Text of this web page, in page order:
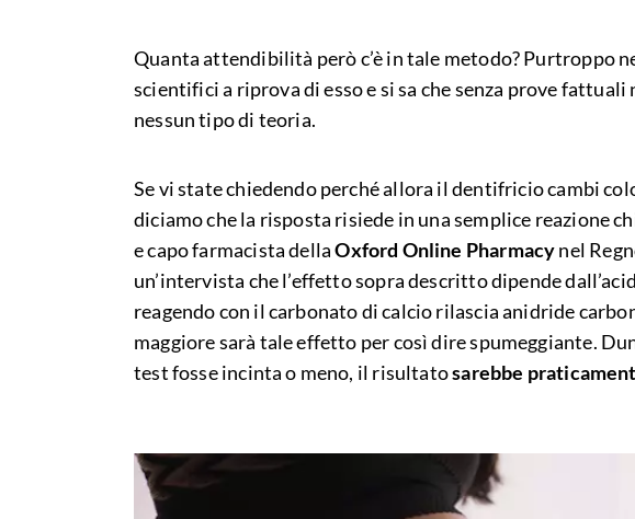
Quanta attendibilità però c’è in tale metodo? Purtroppo
scientifici a riprova di esso e si sa che senza prove fattuali
nessun tipo di teoria.
Se vi state chiedendo perché allora il dentifricio cambi
diciamo che la risposta risiede in una semplice reazione
e capo farmacista dellaOxford Online Pharmacynel
un’intervista che l’effetto sopra descritto dipende
reagendo con il carbonato di calcio rilascia anidride
maggiore sarà tale effetto per così dire spumeggiante.
test fosse incinta o meno, il risultatosarebbe